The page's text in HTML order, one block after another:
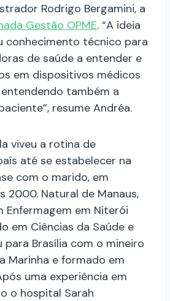
Rodrigo Bergamini, a
Gestão OPME. “A ideia
conhecimento técnico para
de saúde a entender e
em dispositivos médicos
também a
resume Andréa.
viveu a rotina de
até se estabelecer na
com o marido, em
2000. Natural de Manaus,
Enfermagem em Niterói
em Ciências da Saúde e
para Brasília com o mineiro
Marinha e formado em
uma experiência em
o hospital Sarah